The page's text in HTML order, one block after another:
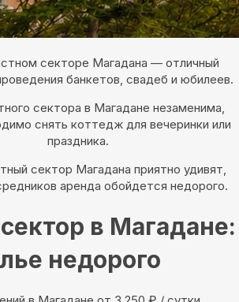
секторе Магадана — отличный
банкетов, свадеб и юбилеев.
сектора в Магадане незаменима,
снять коттедж для вечеринки или
праздника.
сектор Магадана приятно удивят,
аренда обойдется недорого.
в Магадане:
недорого